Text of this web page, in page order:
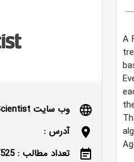
A
language
وب سایت New Scientist
location_on
آدرس :
event_note
تعداد مطالب : 7525